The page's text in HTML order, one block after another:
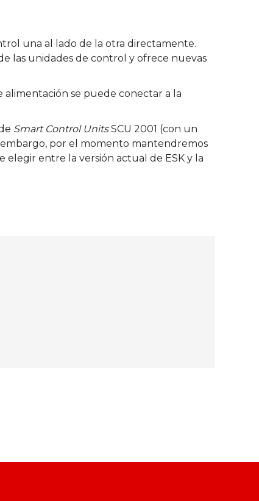
una al lado de la otra directamente.
las unidades de control y ofrece nuevas
alimentación se puede conectar a la
Smart Control UnitsSCU 2001 (con un
embargo, por el momento mantendremos
entre la versión actual de ESK y la